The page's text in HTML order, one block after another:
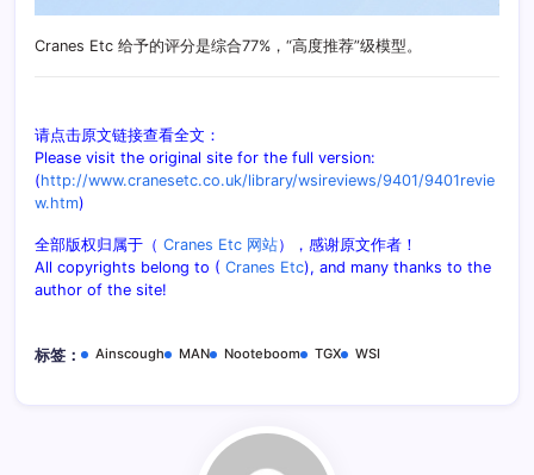
Cranes Etc 给予的评分是综合77%，“高度推荐”级模型。
请点击原文链接查看全文：
Please visit the original site for the full version:
(http://www.cranesetc.co.uk/library/wsireviews/9401/9401revie
w.htm)
全部版权归属于（ Cranes Etc 网站），感谢原文作者！
All copyrights belong to ( Cranes Etc), and many thanks to the
author of the site!
标签： Ainscough MAN Nooteboom TGX WSI